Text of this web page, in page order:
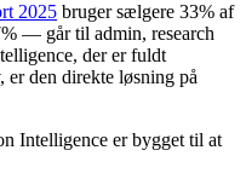
2025 bruger sælgere 33% af
— går til admin, research
der er fuldt
den direkte løsning på
Intelligence er bygget til at